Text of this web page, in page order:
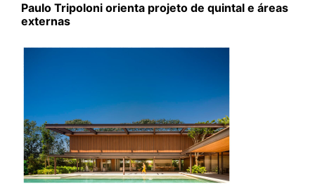
Paulo Tripoloni orienta projeto de quintal e áreas
externas